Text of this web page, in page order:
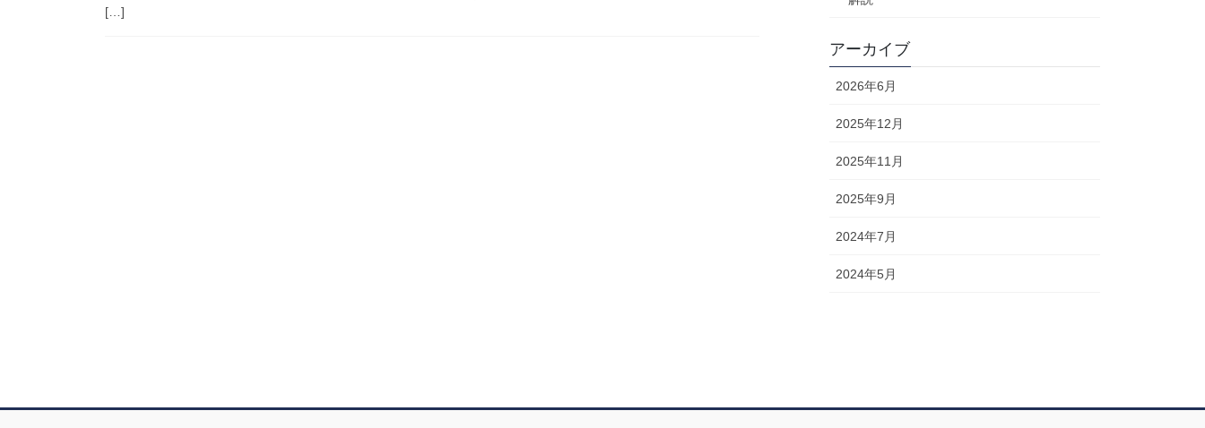
[…]
アーカイブ
2026年6月
2025年12月
2025年11月
2025年9月
2024年7月
2024年5月